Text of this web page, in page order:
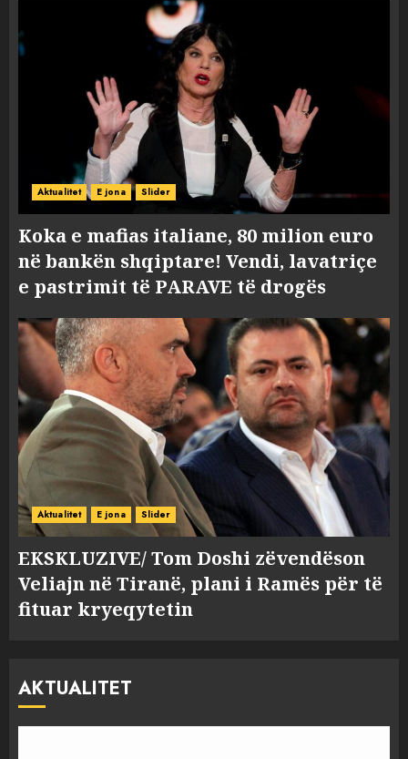
Aktualitet E jona Slider
Koka e mafias italiane, 80 milion euro
në bankën shqiptare! Vendi, lavatriçe
e pastrimit të PARAVE të drogës
Aktualitet E jona Slider
EKSKLUZIVE/ Tom Doshi zëvendëson
Veliajn në Tiranë, plani i Ramës për të
fituar kryeqytetin
AKTUALITET